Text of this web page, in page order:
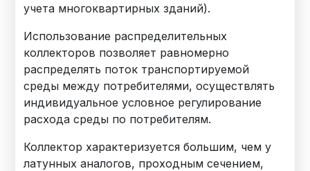
учета многоквартирных зданий).
Использование распределительных
коллекторов позволяет равномерно
распределять поток транспортируемой
среды между потребителями, осуществлять
индивидуальное условное регулирование
расхода среды по потребителям.
Коллектор характеризуется большим, чем у
латунных аналогов, проходным сечением,